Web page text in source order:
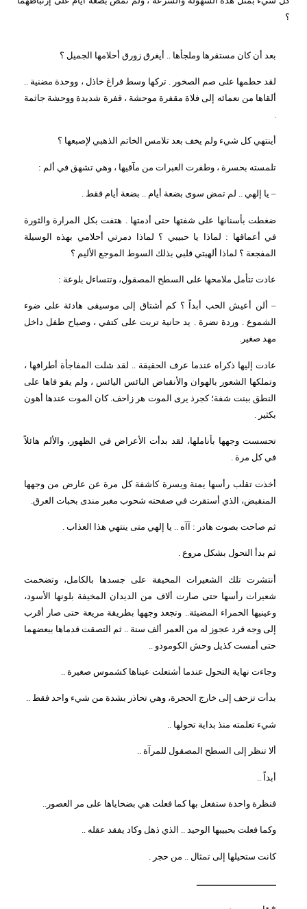
؟
بعد أن كان مستقرها وملجأها .. أيغرق زورق أحلامها الجميل ؟
لقد حطمها على صم الصخور . تركها وسط فراغ خاذل ، ووحدة مضنية ..
ألقاها من نعمائه إلى فلاة مقفرة موحشة ، قفرة شديدة ووحشة جاثمة
.
أينتهي كل شيء ولم يخف بعد تلامس الخاتم الذهبي لإصبعها ؟
تلمسته بحسرة ، وطفرت العبرات من مآقيها ، وهي تشهق في ألم :
– يا إلهي .. لم تمض سوى بضعة أيام .. بضعة أيام فقط .
ضغطت بأسنانها على شفتها حتى أدمتها . هتفت بكل المرارة والثورة
في أعماقها : لماذا يا حبيبي ؟ لماذا دمرتي أحلامي بهذه الوسيلة
المفجعة ؟ لماذا ألهبتي قلبي بذلك السوط الموجع الأليم ؟
عادت تتأمل ملامحها على السطح المصقول، وتتساءل بلوعة :
– ألن أعيش الحب أبداً ؟ كم أشتاق إلى موسيقى هادئة على ضوء
الشموع . وردة نضرة . يد حانية تربت على كتفي ، وصياح طفل داخل
مهد صغير.
عادت إليها ذكراه عندما عرف الحقيقة .. لقد شلت المفاجأة أطرافها ،
وتملكها الشعور بالهوان والأنقباض البائس اليائس ، ولم يقو فاها على
النطق ببنت شفة؛ كجرذ يرى الموت هر زاحف. كان الموت عندها أهون
بكثير .
تحسست وجهها بأناملها، لقد بدأت الأعراض في الظهور، والألم هائلاً
في كل مرة .
أخذت تقلب رأسها يمنة ويسرة كاشفة كل مرة عن عارض من وجهها
المنقبض، الذي أستقرت في صفحته شحوب مغبر مندى بحبات العرق.
ثم صاحت بصوت هادر : آآه .. يا إلهي متى ينتهي هذا العذاب .
ثم بدأ التحول بشكل مروع .
أنتشرت تلك الشعيرات المخيفة على جسدها بالكامل، وتضخمت
شعيرات رأسها حتى صارت ألاف من الديدان المخيفة بلونها الأسود،
وعينيها الحمراء المضيئة.. وتجعد وجهها بطريقة مريعة حتى صار أقرب
إلى وجه قرد عجوز له من العمر ألف سنة .. ثم التصقت قدماها ببعضهما
حتى أمست كذيل وحش الكومودو ..
وجاءت نهاية التحول عندما أشتعلت عيناها كشموس صغيرة ..
بدأت تزحف إلى خارج الحجرة، وهي تحاذر بشدة من شيء واحد فقط ..
شيء تعلمته منذ بداية تحولها ..
ألا تنظر إلى السطح المصقول للمرآة ..
أبداً ..
فنظرة واحدة ستفعل بها كما فعلت هي بضحاياها على مر العصور..
وكما فعلت بحبيبها الوحيد .. الذي ذهل وكاد يفقد عقله ..
كانت ستحيلها إلى تمثال .. من حجر .
ـــــــــــــــــــــــــــــ